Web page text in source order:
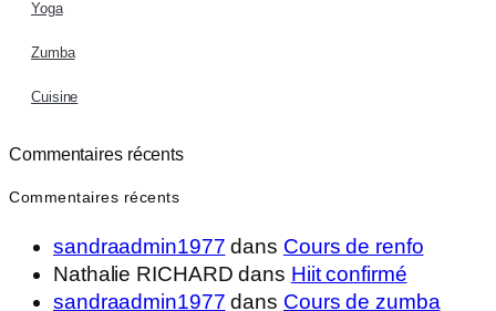
Yoga
Zumba
Cuisine
Commentaires récents
Commentaires récents
sandraadmin1977 dans Cours de renfo
Nathalie RICHARD dans Hiit confirmé
sandraadmin1977 dans Cours de zumba